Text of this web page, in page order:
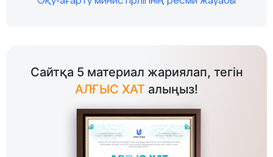
Сайтқа 5 материал жариялап, тегін
АЛҒЫС ХАТ алыңыз!